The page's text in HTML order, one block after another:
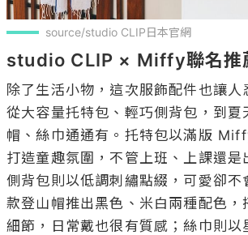
source/studio CLIP日本官網
studio CLIP × Miffy聯名推
除了生活小物，這次服飾配件也讓人
從大容量托特包、輕巧側背包，到夏
帽、絲巾通通有。托特包以滿版
打造童趣氛圍，不管上班、上課還是
側背包則以低調刺繡點綴，可愛卻不
款登山帽推出黑色、米白兩種配色
細節，日常戴也很有質感；絲巾則以